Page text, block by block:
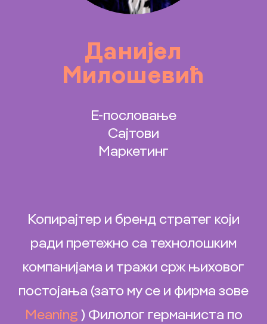
Данијел
Милошевић
Е-пословање
Сајтови
Маркетинг
Копирајтер и бренд стратег који
ради претежно са технолошким
компанијама и тражи срж њиховог
постојања (зато му се и фирма зове
Meaning ) Филолог германиста по